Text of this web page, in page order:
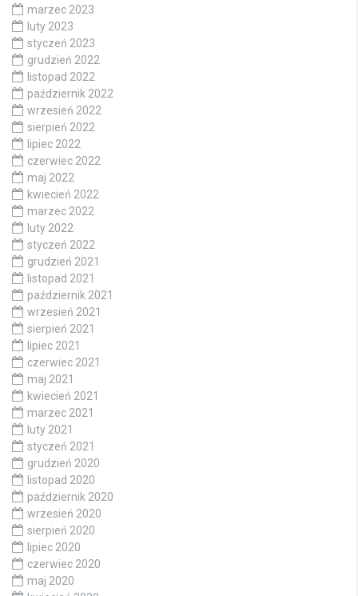
marzec 2023
luty 2023
styczeń 2023
grudzień 2022
listopad 2022
październik 2022
wrzesień 2022
sierpień 2022
lipiec 2022
czerwiec 2022
maj 2022
kwiecień 2022
marzec 2022
luty 2022
styczeń 2022
grudzień 2021
listopad 2021
październik 2021
wrzesień 2021
sierpień 2021
lipiec 2021
czerwiec 2021
maj 2021
kwiecień 2021
marzec 2021
luty 2021
styczeń 2021
grudzień 2020
listopad 2020
październik 2020
wrzesień 2020
sierpień 2020
lipiec 2020
czerwiec 2020
maj 2020